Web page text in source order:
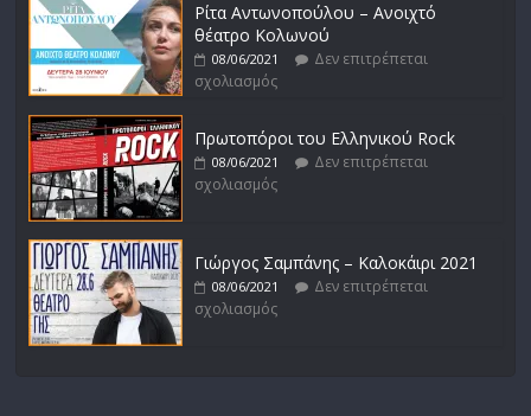
Ρίτα Αντωνοπούλου – Ανοιχτό
θέατρο Κολωνού
08/06/2021
Δεν επιτρέπεται
σχολιασμός
Πρωτοπόροι του Ελληνικού Rock
08/06/2021
Δεν επιτρέπεται
σχολιασμός
Γιώργος Σαμπάνης – Καλοκάιρι 2021
08/06/2021
Δεν επιτρέπεται
σχολιασμός